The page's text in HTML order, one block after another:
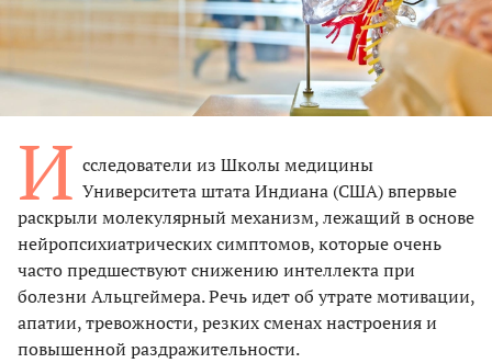
И сследователи из Школы медицины
Университета штата Индиана (США)впервые
раскрыли молекулярный механизм, лежащий в основе
нейропсихиатрических симптомов, которые очень
часто предшествуют снижению интеллекта при
болезни Альцгеймера. Речь идет об утрате мотивации,
апатии, тревожности, резких сменах настроения и
повышенной раздражительности.